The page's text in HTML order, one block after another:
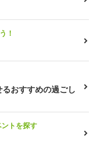
！
おすすめの過ごし
トを探す